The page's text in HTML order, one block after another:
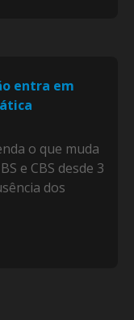
entra em
o que muda
e CBS desde 3
dos